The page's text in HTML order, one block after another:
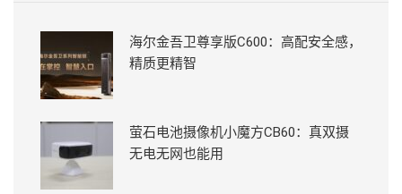
海尔金吾卫尊享版C600：高配安全感，
精质更精智
萤石电池摄像机小魔方CB60：真双摄
无电无网也能用